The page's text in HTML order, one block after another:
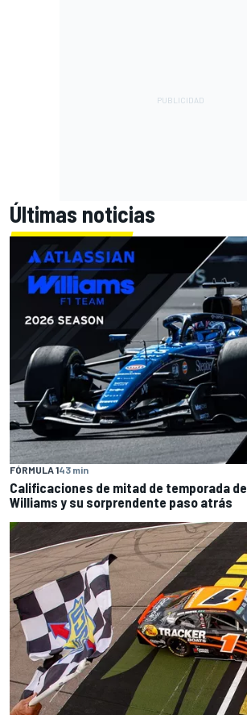
Últimas noticias
FÓRMULA 143 min
Calificaciones de mitad de temporada de
Williams y su sorprendente paso atrás